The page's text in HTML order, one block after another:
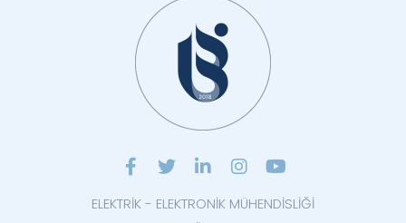
ELEKTRİK - ELEKTRONİK MÜHENDİSLİĞİ